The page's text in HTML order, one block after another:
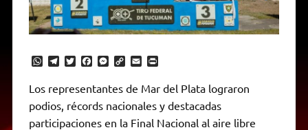
W
t
s
A
T
e
g
r
T
t
t
e
F
c
e
b
M
s
s
e
C
p
y
L
E
a
i
l
P
n
t
F
Los representantes de Mar del Plata lograron
podios, récords nacionales y destacadas
participaciones en la Final Nacional al aire libre